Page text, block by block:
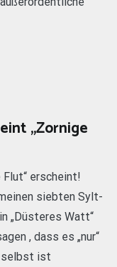
„Zornige
erscheint!
siebten Sylt-
„Düsteres Watt“
, dass es „nur“
selbst ist